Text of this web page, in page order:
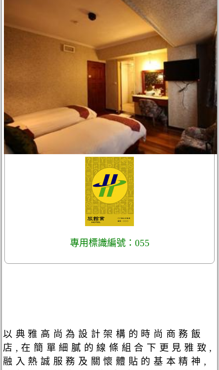
專用標識編號：055
以典雅高尚為設計架構的時尚商務飯
店,在簡單細膩的線條組合下更見雅致,
融入熱誠服務及關懷體貼的基本精神,